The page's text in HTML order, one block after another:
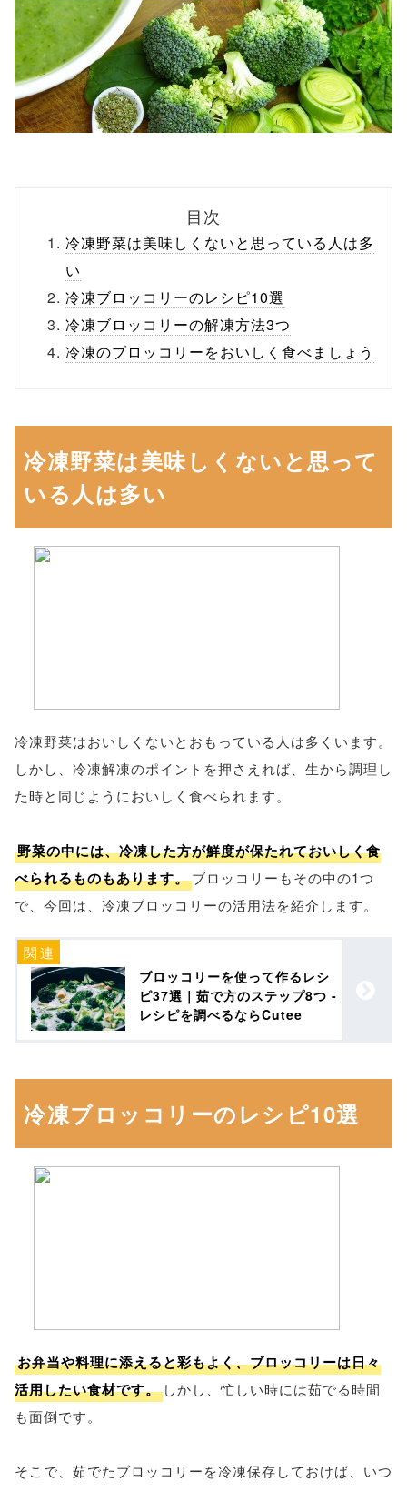
目次
冷凍野菜は美味しくないと思っている人は多
い
冷凍ブロッコリーのレシピ10選
冷凍ブロッコリーの解凍方法3つ
冷凍のブロッコリーをおいしく食べましょう
冷凍野菜は美味しくないと思って
いる人は多い
冷凍野菜はおいしくないとおもっている人は多くいます。
しかし、冷凍解凍のポイントを押さえれば、生から調理し
た時と同じようにおいしく食べられます。
野菜の中には、冷凍した方が鮮度が保たれておいしく食
べられるものもあります。ブロッコリーもその中の1つ
で、今回は、冷凍ブロッコリーの活用法を紹介します。
ブロッコリーを使って作るレシ
ピ37選｜茹で方のステップ8つ -
レシピを調べるならCutee
冷凍ブロッコリーのレシピ10選
お弁当や料理に添えると彩もよく、ブロッコリーは日々
活用したい食材です。 しかし、忙しい時には茹でる時間
も面倒です。
そこで、茹でたブロッコリーを冷凍保存しておけば、いつ